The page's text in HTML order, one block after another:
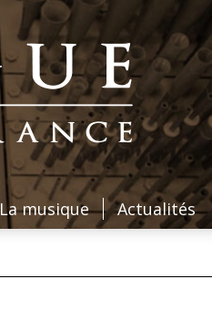
La musique Actualités